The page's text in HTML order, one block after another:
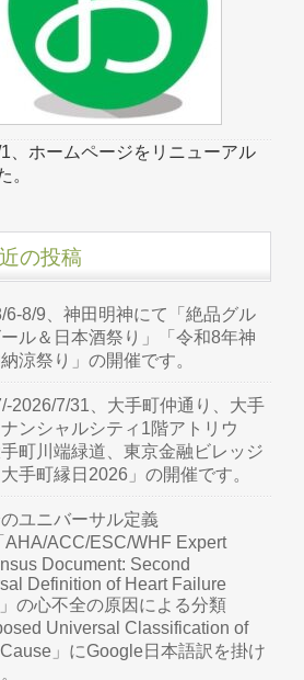
、ホームページをリニューアル
。
の投稿
6-8/9、神田明神にて「絶品グル
ル＆日本酒祭り」「令和8年神
涼祭り」の開催です。
2026/7/31、大手町仲通り、大手
ンシャルシティ1階アトリウ
町川端緑道、東京金融ビレッジ
手町縁日2026」の開催です。
ユニバーサル定義
AHA/ACC/ESC/WHF Expert
Document: Second
Definition of Heart Failure
の心不全の原因による分類
Universal Classification of
」にGoogle日本語訳を掛け